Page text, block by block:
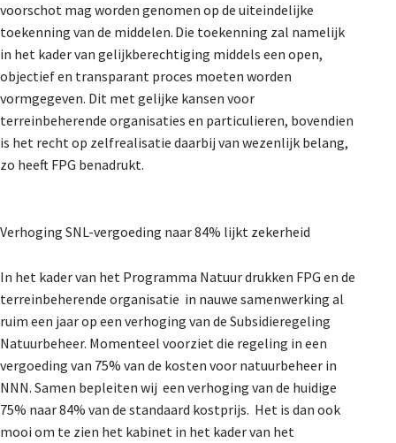
voorschot mag worden genomen op de uiteindelijke
toekenning van de middelen. Die toekenning zal namelijk
in het kader van gelijkberechtiging middels een open,
objectief en transparant proces moeten worden
vormgegeven. Dit met gelijke kansen voor
terreinbeherende organisaties en particulieren, bovendien
is het recht op zelfrealisatie daarbij van wezenlijk belang,
zo heeft FPG benadrukt.
Verhoging SNL-vergoeding naar 84% lijkt zekerheid
In het kader van het Programma Natuur drukken FPG en de
terreinbeherende organisatie in nauwe samenwerking al
ruim een jaar op een verhoging van de Subsidieregeling
Natuurbeheer. Momenteel voorziet die regeling in een
vergoeding van 75% van de kosten voor natuurbeheer in
NNN. Samen bepleiten wij een verhoging van de huidige
75% naar 84% van de standaard kostprijs. Het is dan ook
mooi om te zien het kabinet in het kader van het